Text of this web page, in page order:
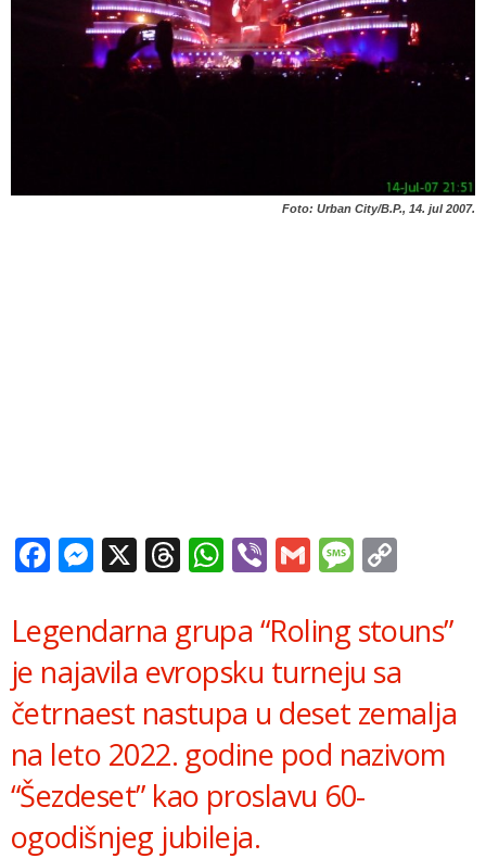
Foto: Urban City/B.P., 14. jul 2007.
Facebook
Messenger
X Threads
WhatsApp
ViberGmail
Legendarna grupa “Roling stouns”
je najavila evropsku turneju sa
četrnaest nastupa u deset zemalja
na leto 2022. godine pod nazivom
“Šezdeset” kao proslavu 60-
ogodišnjeg jubileja.